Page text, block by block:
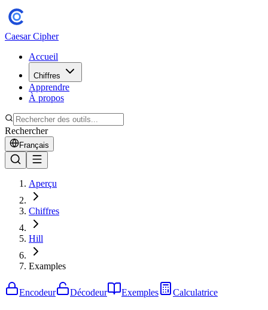
Caesar Cipher
Accueil
Chiffres
Apprendre
À propos
Rechercher
Français
Aperçu
Chiffres
Hill
Examples
Encodeur Décodeur Exemples Calculatrice